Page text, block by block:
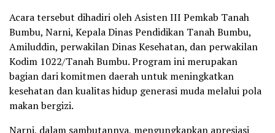
Acara tersebut dihadiri oleh Asisten III Pemkab Tanah
Bumbu, Narni, Kepala Dinas Pendidikan Tanah Bumbu,
Amiluddin, perwakilan Dinas Kesehatan, dan perwakilan
Kodim 1022/Tanah Bumbu. Program ini merupakan
bagian dari komitmen daerah untuk meningkatkan
kesehatan dan kualitas hidup generasi muda melalui pola
makan bergizi.
Narni, dalam sambutannya, mengungkapkan apresiasi